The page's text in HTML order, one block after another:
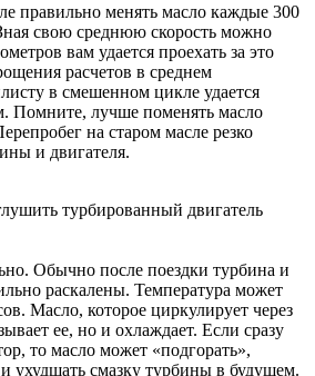
правильно менять масло каждые 300
свою среднюю скорость можно
вам удается проехать за это
расчетов в среднем
в смешенном цикле удается
Помните, лучше поменять масло
на старом масле резко
и двигателя.
турбированный двигатель
Обычно после поездки турбина и
раскалены. Температура может
Масло, которое циркулирует через
ее, но и охлаждает. Если сразу
то масло может «подгорать»,
ухудшать смазку турбины в будущем.